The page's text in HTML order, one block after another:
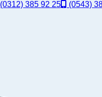
(0312) 385 92 25 (0543)